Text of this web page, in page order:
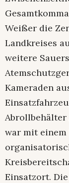
Weißer die
Landkreises
weitere
Kameraden
Abrollbehälter
war mit einem
Einsatzort.